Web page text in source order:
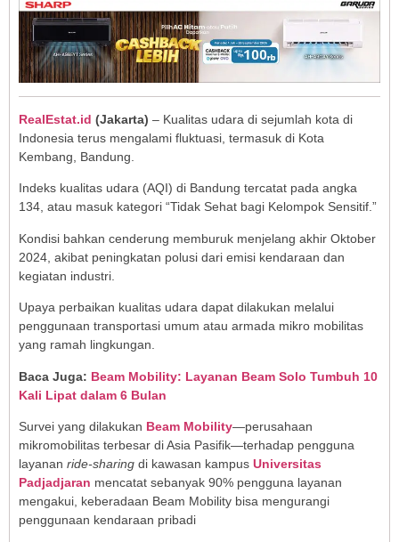
RealEstat.id (Jakarta) – Kualitas udara di sejumlah kota di
Indonesia terus mengalami fluktuasi, termasuk di Kota
Kembang, Bandung.
Indeks kualitas udara (AQI) di Bandung tercatat pada angka
134, atau masuk kategori “Tidak Sehat bagi Kelompok Sensitif.”
Kondisi bahkan cenderung memburuk menjelang akhir Oktober
2024, akibat peningkatan polusi dari emisi kendaraan dan
kegiatan industri.
Upaya perbaikan kualitas udara dapat dilakukan melalui
penggunaan transportasi umum atau armada mikro mobilitas
yang ramah lingkungan.
Baca Juga: Beam Mobility: Layanan Beam Solo Tumbuh 10
Kali Lipat dalam 6 Bulan
Survei yang dilakukan Beam Mobility—perusahaan
mikromobilitas terbesar di Asia Pasifik—terhadap pengguna
layanan ride-sharing di kawasan kampus Universitas
Padjadjaran mencatat sebanyak 90% pengguna layanan
mengakui, keberadaan Beam Mobility bisa mengurangi
penggunaan kendaraan pribadi